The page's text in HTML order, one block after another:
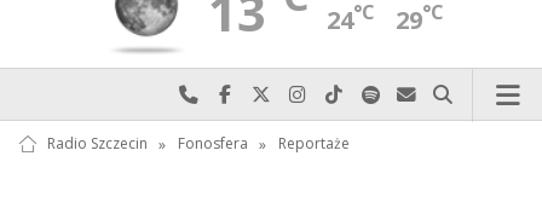
24°C 29°C
Najlepiej po prostu do nas zadzwoń
Odwiedź nas na Facebook-u
Odwiedź nas na X
Odwiedź nas na Instagram-ie
Odwiedź nas na TikTok-u
Szukaj nas na Spotify
Wyślij do nas
Szukaj
Radio Szczecin » Fonosfera » Reportaże